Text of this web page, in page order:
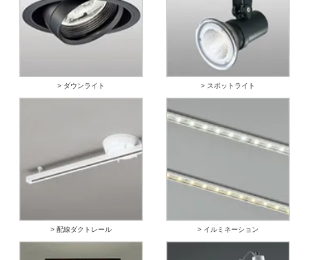
> ダウンライト > スポットライト
> 配線ダクトレール > イルミネーション